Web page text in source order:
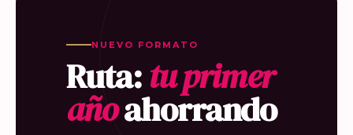
NUEVO FORMATO
Ruta:tu primer
añoahorrando